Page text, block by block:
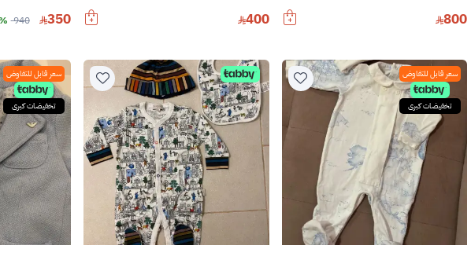
800
400
350
940
سعر قابل للتفاوض
تخفيضات كبرى
سعر قابل للتفاوض
تخفيضات كبرى